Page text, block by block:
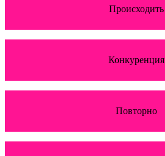
Происходить
Конкуренция
Повторно